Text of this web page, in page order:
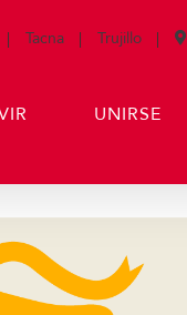
Tacna Trujillo
UNIRSE